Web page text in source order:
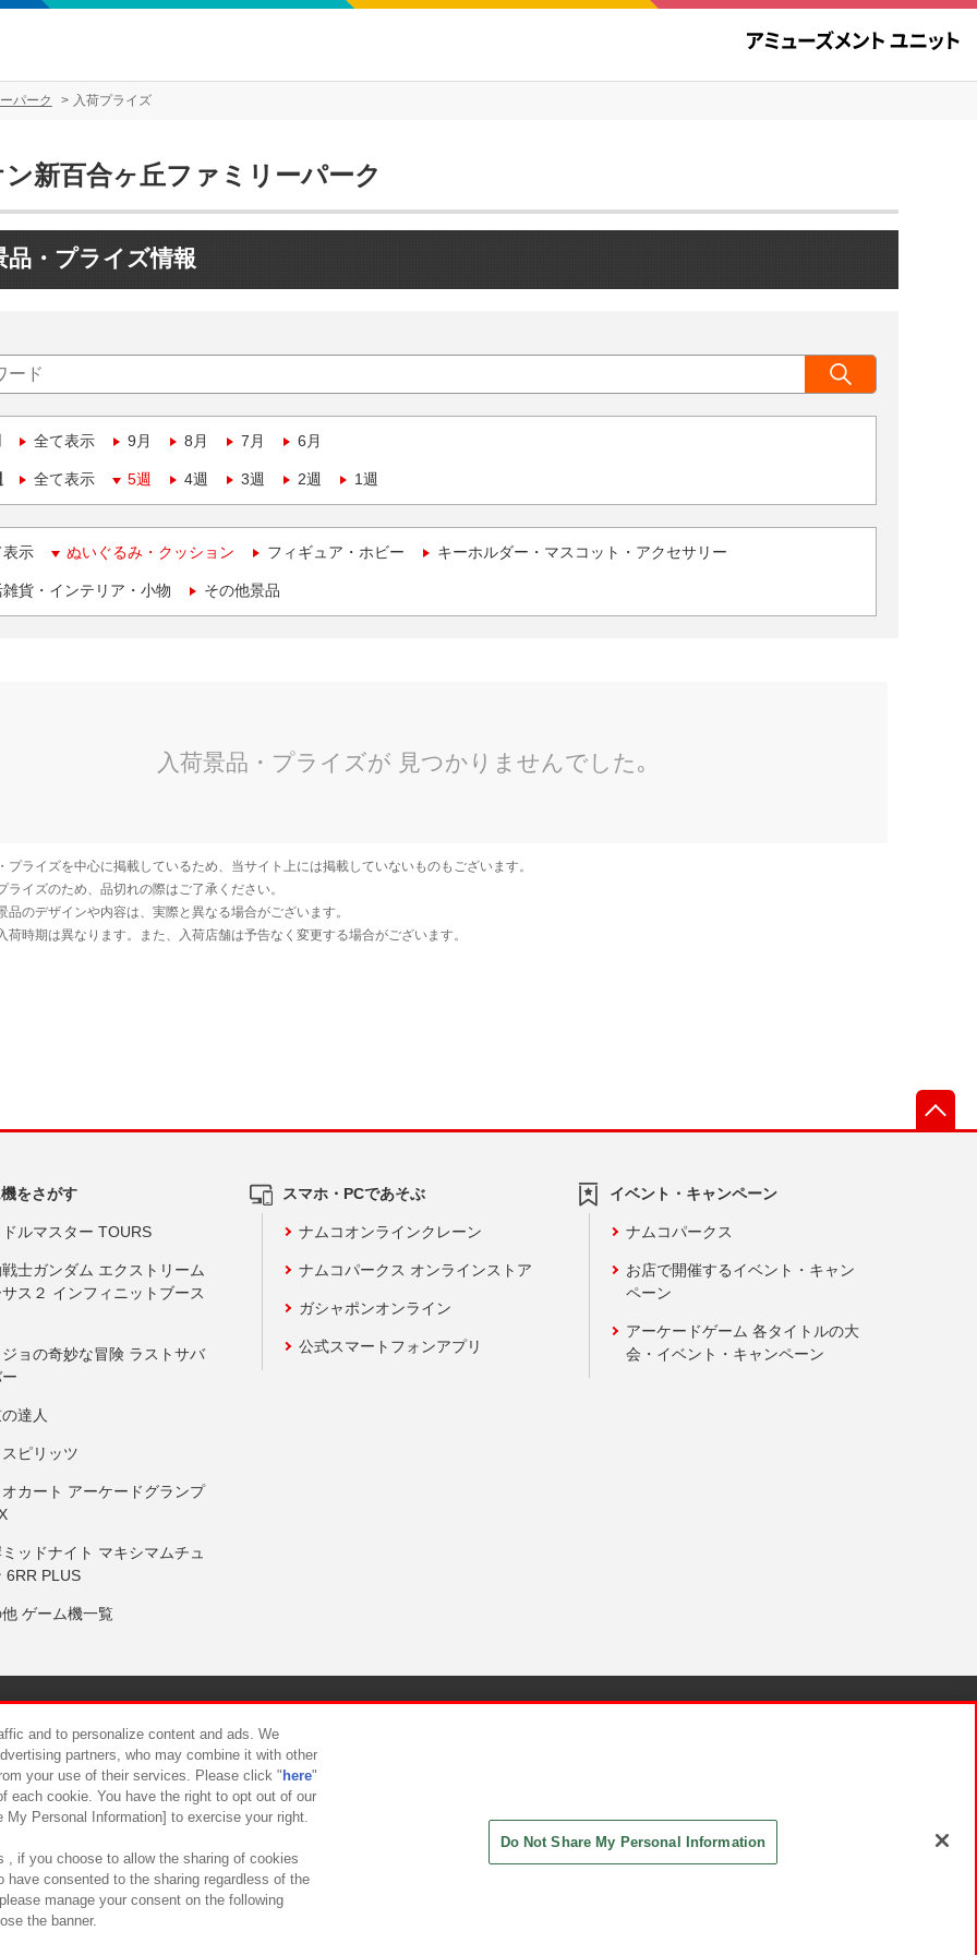
パーク 入荷プライズ
新百合ヶ丘ファミリーパーク
品・プライズ情報
全て表示 9月 8月 7月 6月
全て表示 5週 4週 3週 2週 1週
表示 ぬいぐるみ・クッション フィギュア・ホビー キーホルダー・マスコット・アクセサリー
貨・インテリア・小物 その他景品
をさがす
ルマスター TOURS
士ガンダム エクストリーム
ス２ インフィニットブース
ョの奇妙な冒険 ラストサバ
達人
ピリッツ
カート アーケードグランプ
ッドナイト マキシマムチュ
6RR PLUS
ゲーム機一覧
スマホ・PCであそぶ
ナムコオンラインクレーン
ナムコパークス オンラインストア
ガシャポンオンライン
公式スマートフォンアプリ
イベント・キャンペーン
ナムコパークス
お店で開催するイベント・キャン
ペーン
アーケードゲーム 各タイトルの大
会・イベント・キャンペーン
について カスタマーハラスメント対応方針
and to personalize content and ads. We
partners, who may combine it with other
your use of their services. Please click " here"
each cookie. You have the right to opt out of our
Personal Information] to exercise your right.
, if you choose to allow the sharing of cookies
have consented to the sharing regardless of the
manage your consent on the following
the banner.
Do Not Share My Personal Information